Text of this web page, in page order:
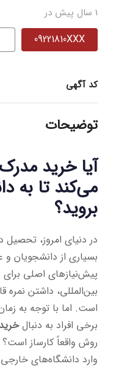
1 سال پیش در
09221810XXX
کد آگهی
توضیحات
آیا خرید
می‌کند تا به
بروید؟
در دنیای امروز،
بسیاری از دانشجویان و
پیش‌نیازهای اصلی برای
بین‌المللی، داشتن نمره
است. اما با توجه به
برخی افراد به دنبال
وارد دانشگاه‌های